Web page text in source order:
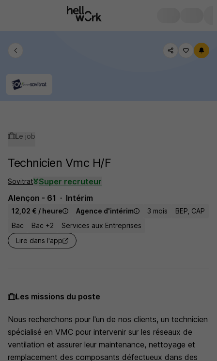
Le job
Technicien Vmc H/F
Sovitrat
Super recruteur
Alençon - 61
Intérim
12,02 € / heure Agence d'intérim 3 mois
BEP, CAP
Bac
Bac +2
Services aux Entreprises
Lire dans l'app
Les missions du poste
Nous recherchons pour l'un de nos clients, un technicien
spécialisé en VMC pour intervenir sur les réseaux de
ventilation et assurer leur maintenance, nettoyage et
remplacement des composants défectueux dans des